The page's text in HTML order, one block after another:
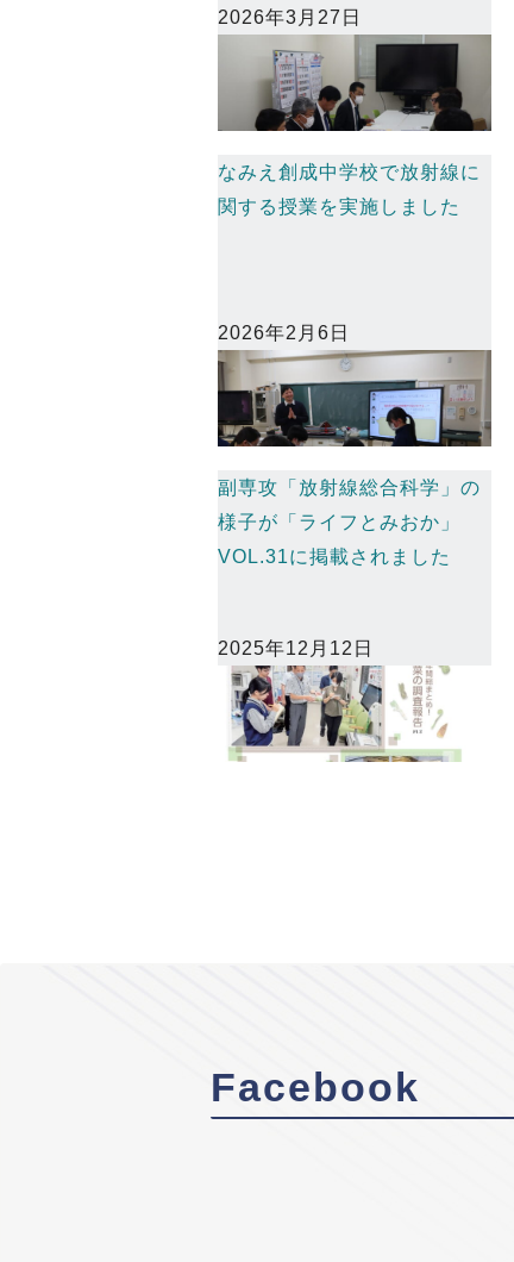
2026年3月27日
なみえ創成中学校で放射線に
関する授業を実施しました
2026年2月6日
副専攻「放射線総合科学」の
様子が「ライフとみおか」
VOL.31に掲載されました
2025年12月12日
Facebook